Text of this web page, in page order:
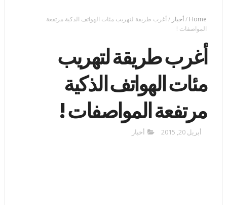
Home
/أخبار / أغرب طريقة لتهريب مئات الهواتف الذكية مرتفعة
المواصفات !
أغرب طريقة لتهريب
مئات الهواتف الذكية
مرتفعة المواصفات !
أبريل 20, 2015 أخبار